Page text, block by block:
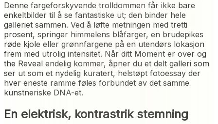
Denne fargeforskyvende trolldommen får ikke bare
enkeltbilder til å se fantastiske ut; den binder hele
galleriet sammen. Ved å løfte metningen med tretti
prosent, springer himmelens blåfarger, en brudepikes
røde kjole eller grønnfargene på en utendørs lokasjon
frem med utrolig intensitet. Når ditt Moment er over og
the Reveal endelig kommer, åpner du et delt galleri som
ser ut som et nydelig kuratert, helstøpt fotoessay der
hver eneste ramme føles forbundet av det samme
kunstneriske DNA-et.
En elektrisk, kontrastrik stemning